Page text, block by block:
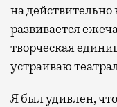
на
развивается
творческая
устраиваю
Я был удивлен,